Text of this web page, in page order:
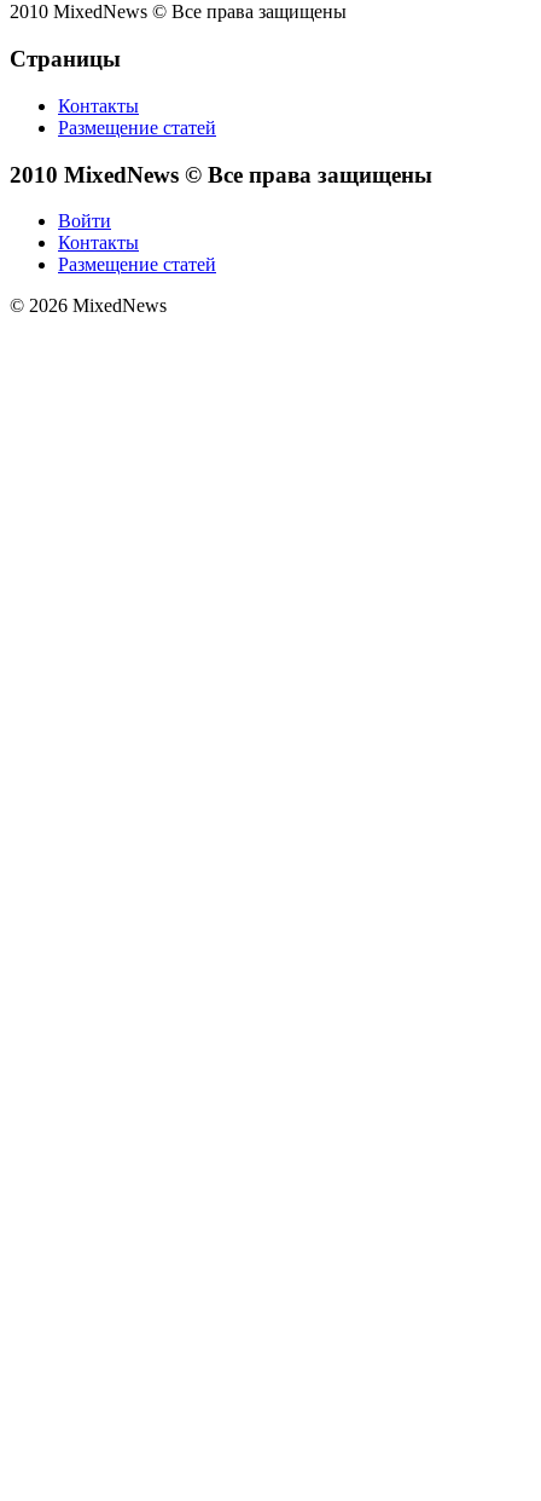
2010 MixedNews © Все права защищены
Страницы
Контакты
Размещение статей
2010 MixedNews © Все права защищены
Войти
Контакты
Размещение статей
© 2026 MixedNews